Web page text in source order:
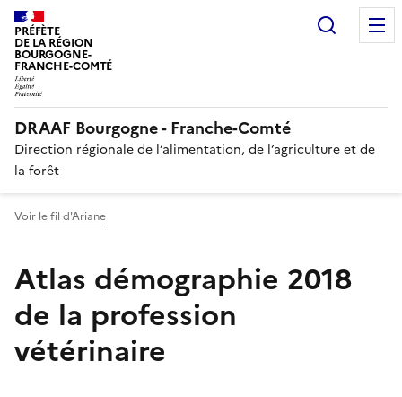
PRÉFÈTE
DE LA RÉGION
BOURGOGNE-
FRANCHE-COMTÉ
DRAAF Bourgogne - Franche-Comté
Direction régionale de l’alimentation, de l’agriculture et de
la forêt
Voir le fil d'Ariane
Atlas démographie 2018
de la profession
vétérinaire